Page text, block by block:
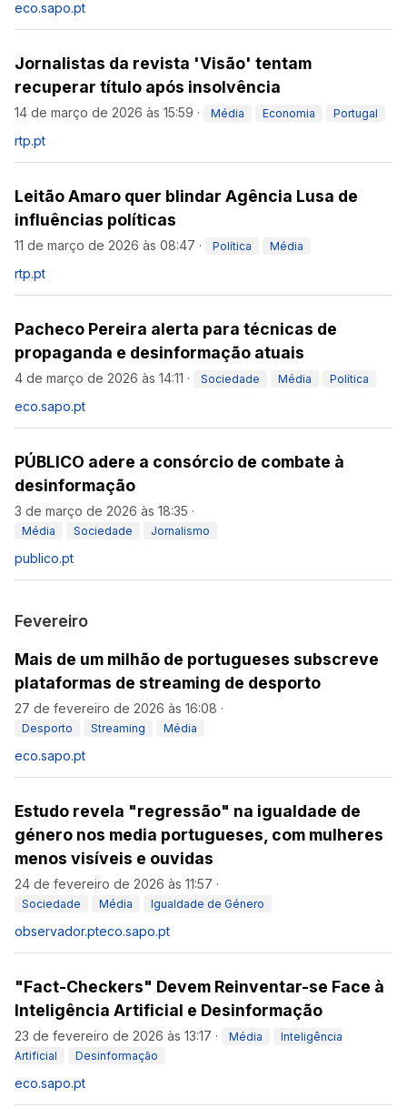
eco.sapo.pt
Jornalistas da revista 'Visão' tentam
recuperar título após insolvência
14 de março de 2026 às 15:59 · Média Economia Portugal
rtp.pt
Leitão Amaro quer blindar Agência Lusa de
influências políticas
11 de março de 2026 às 08:47 · Política Média
rtp.pt
Pacheco Pereira alerta para técnicas de
propaganda e desinformação atuais
4 de março de 2026 às 14:11 · Sociedade Média Política
eco.sapo.pt
PÚBLICO adere a consórcio de combate à
desinformação
3 de março de 2026 às 18:35 ·
Média Sociedade Jornalismo
publico.pt
Fevereiro
Mais de um milhão de portugueses subscreve
plataformas de streaming de desporto
27 de fevereiro de 2026 às 16:08 ·
Desporto Streaming Média
eco.sapo.pt
Estudo revela "regressão" na igualdade de
género nos media portugueses, com mulheres
menos visíveis e ouvidas
24 de fevereiro de 2026 às 11:57 ·
Sociedade Média Igualdade de Género
observador.pteco.sapo.pt
"Fact-Checkers" Devem Reinventar-se Face à
Inteligência Artificial e Desinformação
23 de fevereiro de 2026 às 13:17 · Média
Inteligência
Artificial
Desinformação
eco.sapo.pt